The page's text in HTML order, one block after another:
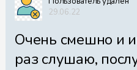
29.06.22
Очень смешно и
раз слушаю,